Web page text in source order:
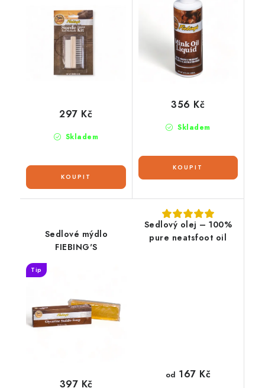
Skladem
297 Kč
Skladem
356 Kč
Sedlové mýdlo
FIEBING'S
Tip
397 Kč
Sedlový olej – 100%
pure neatsfoot oil
od 167 Kč